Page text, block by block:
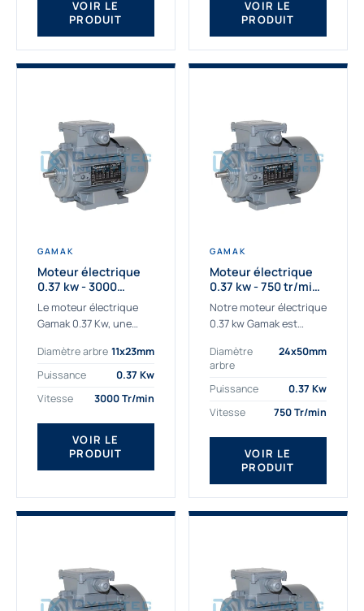
VOIR LE
PRODUIT
VOIR LE
PRODUIT
GAMAK
Moteur électrique
0.37 kw - 3000
Tr/min - 230/400v -
Taille 63 - IE2
Le moteur électrique
Gamak 0.37 Kw, une
adaptée à tous types
de machines. Le
triphasé 0.37Kw Gamak
à...
Diamètre arbre 11x23mm
Puissance
0.37 Kw
Vitesse
3000 Tr/min
VOIR LE
PRODUIT
GAMAK
Moteur électrique
0.37 kw - 750 tr/min -
230/400V - IE2
Notre moteur électrique
0.37 kw Gamak est
aux applications
sévères. Nous
déterminons,
fournissons
des moteurs
asynchrones depuis de
nombreuses années....
Diamètre
arbre
24x50mm
Puissance
0.37 Kw
Vitesse
750 Tr/min
VOIR LE
PRODUIT